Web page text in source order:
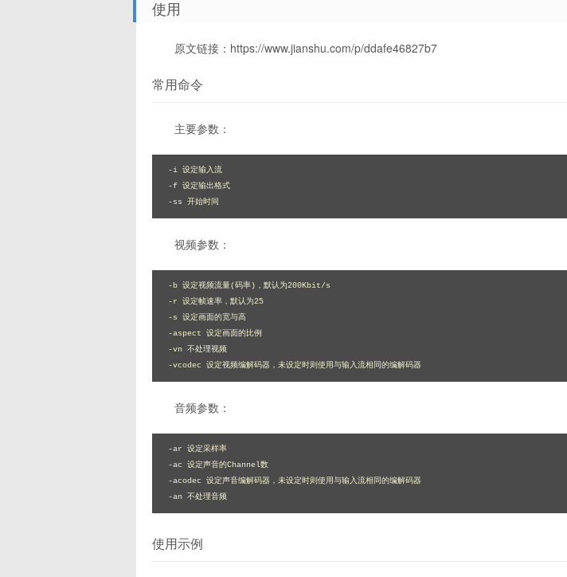
使用
原文链接：https://www.jianshu.com/p/ddafe46827b7
常用命令
主要参数：
-i 设定输入流
-f 设定输出格式
-ss 开始时间
视频参数：
-b 设定视频流量(码率)，默认为200Kbit/s
-r 设定帧速率，默认为25
-s 设定画面的宽与高
-aspect 设定画面的比例
-vn 不处理视频
-vcodec 设定视频编解码器，未设定时则使用与输入流相同的编解码器
音频参数：
-ar 设定采样率
-ac 设定声音的Channel数
-acodec 设定声音编解码器，未设定时则使用与输入流相同的编解码器
-an 不处理音频
使用示例